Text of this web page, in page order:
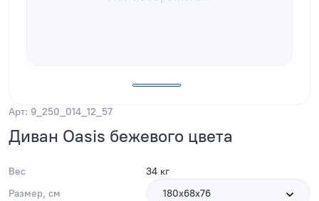
Арт: 9_250_014_12_57
Диван Oasis бежевого цвета
Вес
34 кг
Размер, см
180х68х76